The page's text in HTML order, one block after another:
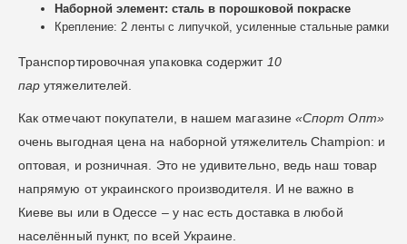
Наборной элемент: сталь в порошковой покраске
Крепление: 2 ленты с липучкой, усиленные стальные рамки
Транспортировочная упаковка содержит 10
пар утяжелителей.
Как отмечают покупатели, в нашем магазине «Спорт Опт»
очень выгодная цена на наборной утяжелитель Champion: и
оптовая, и розничная. Это не удивительно, ведь наш товар
напрямую от украинского производителя. И не важно в
Киеве вы или в Одессе – у нас есть доставка в любой
населённый пункт, по всей Украине.